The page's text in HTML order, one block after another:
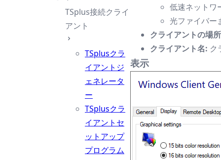
TSplus接続クライ
アント
TSplusクラ
イアントジ
ェネレータ
ー
TSplusクラ
イアントセ
ットアップ
プログラム
低速ネットワ
光ファイバー
クライアントの場
クライアント名: ク
表示